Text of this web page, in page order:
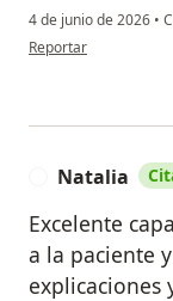
4 de junio de 2026 •
en opinión del usuario
Reportar
Natalia
Excelente
a la paciente
explicaciones